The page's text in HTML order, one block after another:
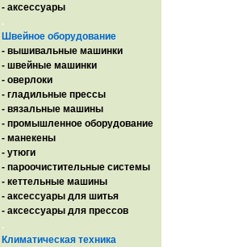
- аксессуары
.
Швейное оборудование
- вышивальные машинки
- швейные машинки
- оверлоки
- гладильные прессы
- вязальные машины
- промышленное оборудование
- манекены
- утюги
- пароочистительные системы
- кеттельные машины
- аксессуары для шитья
- аксессуары для прессов
.
Климатическая техника